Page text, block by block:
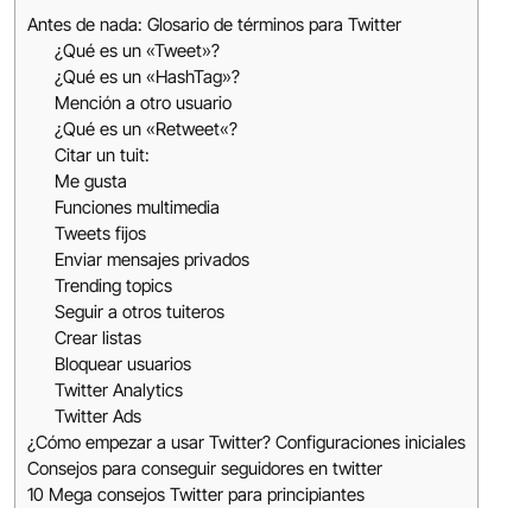
Antes de nada: Glosario de términos para Twitter
¿Qué es un «Tweet»?
¿Qué es un «HashTag»?
Mención a otro usuario
¿Qué es un «Retweet«?
Citar un tuit:
Me gusta
Funciones multimedia
Tweets fijos
Enviar mensajes privados
Trending topics
Seguir a otros tuiteros
Crear listas
Bloquear usuarios
Twitter Analytics
Twitter Ads
¿Cómo empezar a usar Twitter? Configuraciones iniciales
Consejos para conseguir seguidores en twitter
10 Mega consejos Twitter para principiantes